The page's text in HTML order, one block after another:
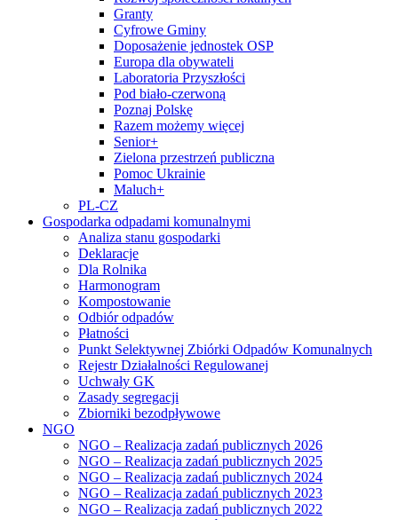
Granty
Cyfrowe Gminy
Doposażenie jednostek OSP
Europa dla obywateli
Laboratoria Przyszłości
Pod biało-czerwoną
Poznaj Polskę
Razem możemy więcej
Senior+
Zielona przestrzeń publiczna
Pomoc Ukrainie
Maluch+
PL-CZ
Gospodarka odpadami komunalnymi
Analiza stanu gospodarki
Deklaracje
Dla Rolnika
Harmonogram
Kompostowanie
Odbiór odpadów
Płatności
Punkt Selektywnej Zbiórki Odpadów Komunalnych
Rejestr Działalności Regulowanej
Uchwały GK
Zasady segregacji
Zbiorniki bezodpływowe
NGO
NGO – Realizacja zadań publicznych 2026
NGO – Realizacja zadań publicznych 2025
NGO – Realizacja zadań publicznych 2024
NGO – Realizacja zadań publicznych 2023
NGO – Realizacja zadań publicznych 2022